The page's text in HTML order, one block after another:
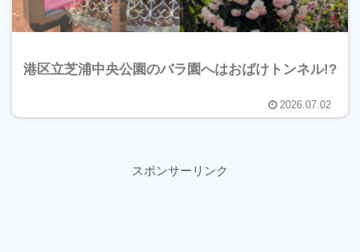
港区立芝浦中央公園のバラ園へはおばけトンネル!?
2026.07.02
スポンサーリンク